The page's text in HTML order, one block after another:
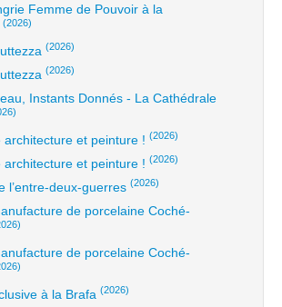
Femme de Pouvoir à la
(2026)
(2026)
(2026)
Instants Donnés - La Cathédrale
architecture et peinture ! (2026)
architecture et peinture ! (2026)
l’entre-deux-guerres (2026)
de porcelaine Coché-
de porcelaine Coché-
à la Brafa (2026)